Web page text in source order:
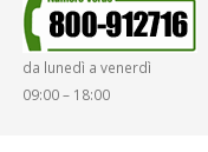
da lunedì a venerdì
09:00 – 18:00